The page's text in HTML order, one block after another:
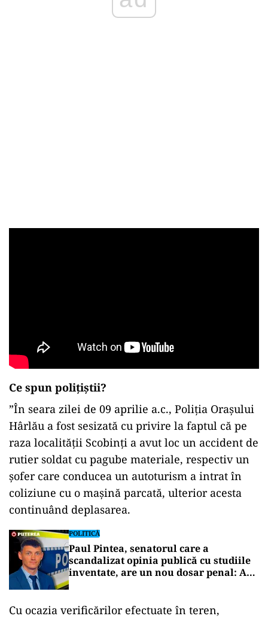
Ce spun polițiștii?
”În seara zilei de 09 aprilie a.c., Poliția Orașului
Hârlău a fost sesizată cu privire la faptul că pe
raza localității Scobinți a avut loc un accident de
rutier soldat cu pagube materiale, respectiv un
șofer care conducea un autoturism a intrat în
coliziune cu o mașină parcată, ulterior acesta
continuând deplasarea.
POLITICĂ
Paul Pintea, senatorul care a
scandalizat opinia publică cu studiile
inventate, are un nou dosar penal: A
Cu ocazia verificărilor efectuate în teren,